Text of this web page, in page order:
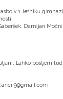
v 1. letniku
Damijan
Lahko pošljem